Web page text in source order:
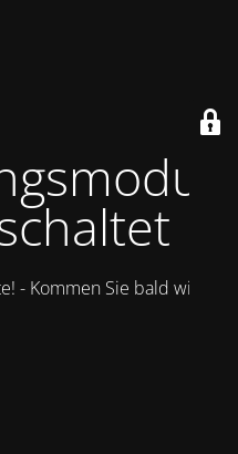
- Kommen Sie bald wieder.